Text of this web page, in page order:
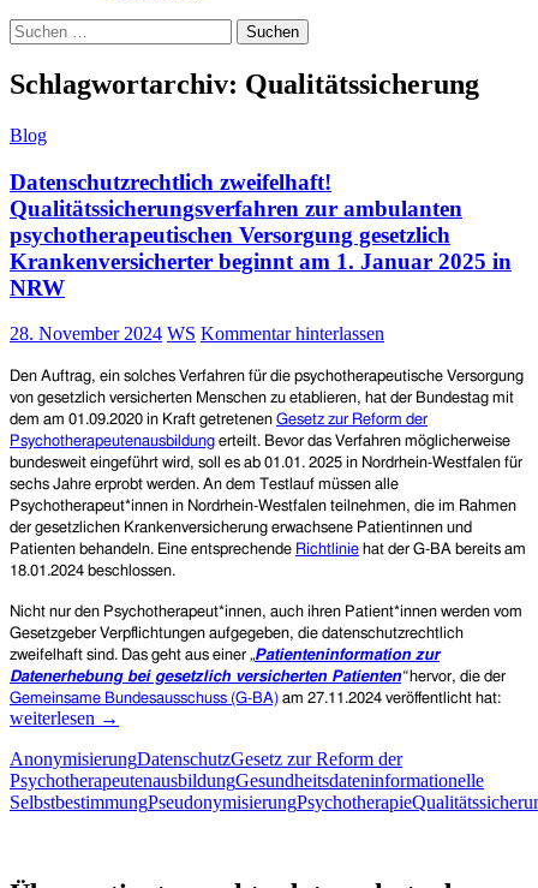
Suchen
nach:
Schlagwortarchiv: Qualitätssicherung
Blog
Datenschutzrechtlich zweifelhaft!
Qualitätssicherungsverfahren zur ambulanten
psychotherapeutischen Versorgung gesetzlich
Krankenversicherter beginnt am 1. Januar 2025 in
NRW
28. November 2024 WS Kommentar hinterlassen
Den Auftrag, ein solches Verfahren für die psychotherapeutische Versorgung
von gesetzlich versicherten Menschen zu etablieren, hat der Bundestag mit
dem am 01.09.2020 in Kraft getretenen Gesetz zur Reform der
Psychotherapeutenausbildung erteilt. Bevor das Verfahren möglicherweise
bundesweit eingeführt wird, soll es ab 01.01. 2025 in Nordrhein-Westfalen für
sechs Jahre erprobt werden. An dem Testlauf müssen alle
Psychotherapeut*innen in Nordrhein-Westfalen teilnehmen, die im Rahmen
der gesetzlichen Krankenversicherung erwachsene Patientinnen und
Patienten behandeln. Eine entsprechende Richtlinie hat der G-BA bereits am
18.01.2024 beschlossen.
Nicht nur den Psychotherapeut*innen, auch ihren Patient*innen werden vom
Gesetzgeber Verpflichtungen aufgegeben, die datenschutzrechtlich
zweifelhaft sind. Das geht aus einer „Patienteninformation zur
Datenerhebung bei gesetzlich versicherten Patienten“hervor, die der
Gemeinsame Bundesausschuss (G-BA) am 27.11.2024 veröffentlicht hat:
weiterlesen →
AnonymisierungDatenschutzGesetz zur Reform der
PsychotherapeutenausbildungGesundheitsdateninformationelle
SelbstbestimmungPseudonymisierungPsychotherapie
Patientenrechte und Datenschutz e.V.